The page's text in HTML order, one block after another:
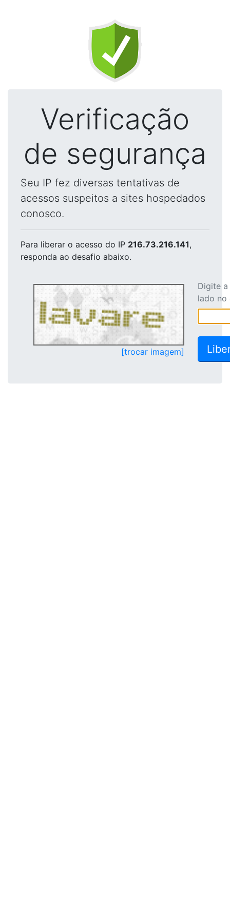
Verificação
de segurança
Seu IP fez diversas tentativas de
acessos suspeitos a sites hospedados
conosco.
Para liberar o acesso do IP 216.73.216.141,
responda ao desafio abaixo.
[trocar imagem]
Digite
lado no